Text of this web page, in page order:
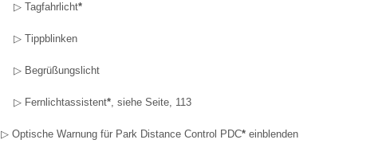
▷ Tagfahrlicht*
▷ Tippblinken
▷ Begrüßungslicht
▷ Fernlichtassistent*, siehe Seite, 113
▷ Optische Warnung für Park Distance Control PDC* einblenden